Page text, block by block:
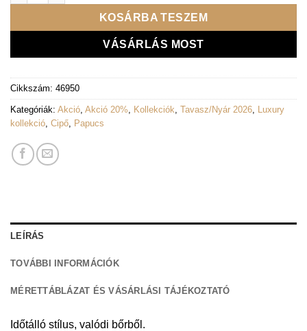
KOSÁRBA TESZEM
VÁSÁRLÁS MOST
Cikkszám: 46950
Kategóriák: Akció Akció 20% Kollekciók Tavasz/Nyár 2026
Luxury
kollekció Cipő Papucs
LEÍRÁS
TOVÁBBI INFORMÁCIÓK
MÉRETTÁBLÁZAT ÉS VÁSÁRLÁSI TÁJÉKOZTATÓ
Időtálló stílus, valódi bőrből.